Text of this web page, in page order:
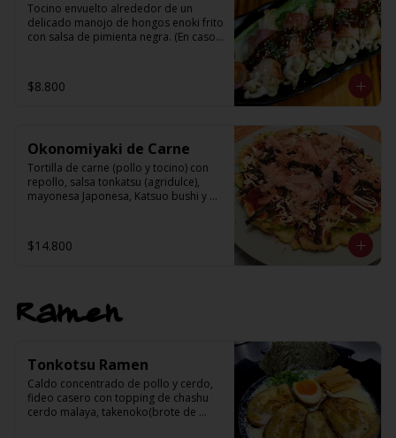
Tocino envuelto alrededor de un
delicado manojo de hongos enoki frito
con salsa de pimienta negra. (En caso
$8.800
Okonomiyaki de Carne
Tortilla de carne (pollo y tocino) con
repollo, salsa tonkatsu (agridulce),
mayonesa Japonesa, Katsuo bushi y
$14.800
Ramen
Tonkotsu Ramen
Caldo concentrado de pollo y cerdo,
fideo casero con topping de chashu
cerdo malaya, takenoko(brote de